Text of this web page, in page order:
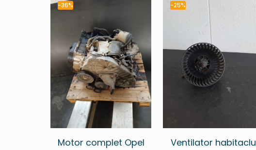
-36%
Motor complet Opel
-25%
Ventilator habitaclu